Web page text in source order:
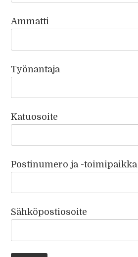
Ammatti
Työnantaja
Katuosoite
Postinumero ja -toimipaikka
Sähköpostiosoite